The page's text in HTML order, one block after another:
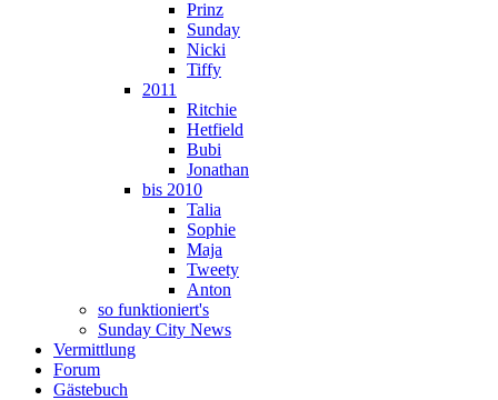
Prinz
Sunday
Nicki
Tiffy
2011
Ritchie
Hetfield
Bubi
Jonathan
bis 2010
Talia
Sophie
Maja
Tweety
Anton
so funktioniert's
Sunday City News
Vermittlung
Forum
Gästebuch